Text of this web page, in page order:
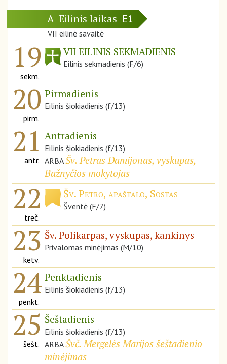
A Eilinis laikas E1
VII eilinė savaitė
19
sekm.
VII EILINIS SEKMADIENIS
Eilinis sekmadienis (F/6)
20
pirm.
Pirmadienis
Eilinis šiokiadienis (f/13)
21
antr.
Antradienis
Eilinis šiokiadienis (f/13)
ARBAŠv. Petras Damijonas, vyskupas,
Bažnyčios mokytojas
22
treč.
Šv. Petro, apaštalo, Sostas
Šventė (F/7)
23
ketv.
Šv. Polikarpas, vyskupas, kankinys
Privalomas minėjimas (M/10)
24
penkt.
Penktadienis
Eilinis šiokiadienis (f/13)
25
šešt.
Šeštadienis
Eilinis šiokiadienis (f/13)
ARBAŠvč. Mergelės Marijos šeštadienio
minėjimas